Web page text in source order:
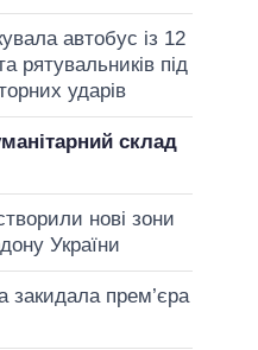
автобус із 12
рятувальників під
ударів
склад
нові зони
України
закидала прем’єра